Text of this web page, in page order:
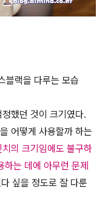
블랙을 다루는 모습
했던 것이 크기였다.
어떻게 사용할까 하는
의 크기임에도 불구하
하는 데에 아무런 문제
싶을 정도로 잘 다룬